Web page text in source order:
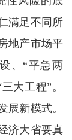
满足不同所
地产市场平
、“平急两
大工程”。
展新模式。
济大省要真